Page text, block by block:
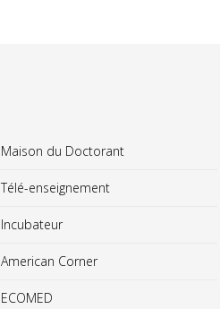
Maison du Doctorant
Télé-enseignement
Incubateur
American Corner
ECOMED